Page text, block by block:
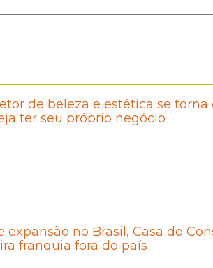
de beleza e estética se torna
ter seu próprio negócio
expansão no Brasil, Casa do
franquia fora do país